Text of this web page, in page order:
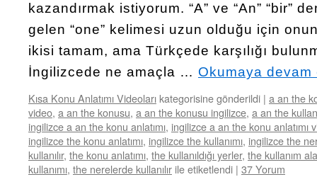
kazandırmak istiyorum. “A” ve “An” “bir”
gelen “one” kelimesi uzun olduğu için
ikisi tamam, ama Türkçede karşılığı
İngilizcede ne amaçla … Okumaya
Kısa Konu Anlatımı Videoları kategorisine gönderildi | a an the
video, a an the konusu, a an the konusu ingilizce, a an the
ingilizce a an the konu anlatımı, ingilizce a an the konu anlatımı
ingilizce the konu anlatımı, ingilizce the kullanımı, ingilizce the
kullanılır, the konu anlatımı, the kullanıldığı yerler, the kullanım
kullanımı, the nerelerde kullanılır ile etiketlendi | 37 Yorum